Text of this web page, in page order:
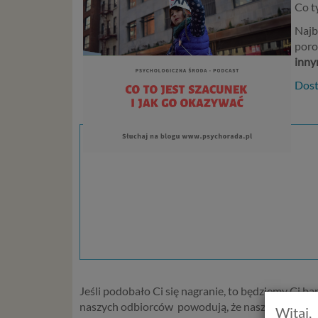
Co
Jeśli podobało Ci się nagranie, to będziemy Ci
naszych odbiorców powodują, że nasze Witaj,